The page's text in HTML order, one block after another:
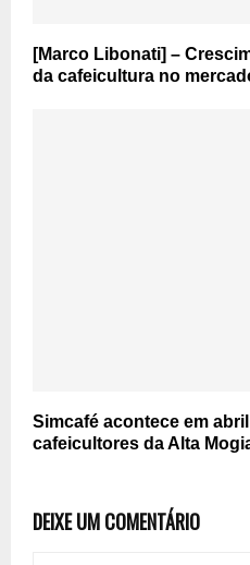
[Marco Libonati] –
da cafeicultura no
Simcafé acontece em
cafeicultores da Alta
DEIXE UM COMENTÁRIO